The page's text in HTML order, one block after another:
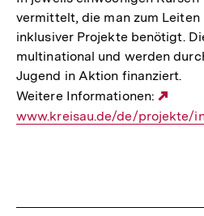
vermittelt, die man zum Leiten
inklusiver Projekte benötigt.
multinational und werden
Jugend in Aktion finanziert.
Weitere Informationen:
Link:
www.kreisau.de/de/projekte/